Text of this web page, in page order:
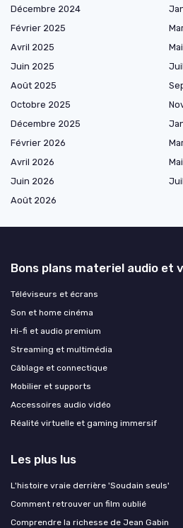
Décembre 2024
Février 2025
Avril 2025
Juin 2025
Août 2025
Octobre 2025
Décembre 2025
Février 2026
Avril 2026
Juin 2026
Août 2026
Bons plans materiel audio et
Téléviseurs et écrans
Son et home cinéma
Hi-fi et audio premium
Streaming et multimédia
Câblage et connectique
Mobilier et supports
Accessoires audio vidéo
Réalité virtuelle et gaming immersif
Les plus lus
L'histoire vraie derrière 'Soudain seuls'
Comment retrouver un film oublié
Comprendre la richesse de Jean Gabin